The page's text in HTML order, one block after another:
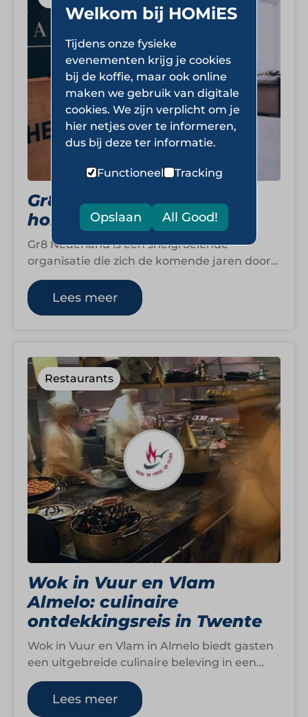
Gr8 Nederland: hotels en
horeca met ambitie
Gr8 Nederland is een snelgroeiende
organisatie die zich de komende jaren door
heel Nederland wil uitbreiden. Dit gebeurt
zowel via…Lees meer
Restaurants
Wok in Vuur en Vlam
Almelo: culinaire
ontdekkingsreis in Twente
Wok in Vuur en Vlam in Almelo biedt gasten
een uitgebreide culinaire beleving in een
moderne en kindvriendelijke omgeving.
Met…Lees meer
Welkom bij HOMiES
Tijdens onze fysieke
evenementen krijg je cookies
bij de koffie, maar ook online
maken we gebruik van digitale
cookies. We zijn verplicht om je
hier netjes over te informeren,
dus bij deze ter informatie.
Functioneel Tracking
Opslaan All Good!